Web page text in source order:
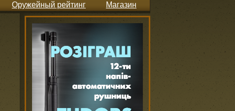
Оружейный рейтинг Магазин